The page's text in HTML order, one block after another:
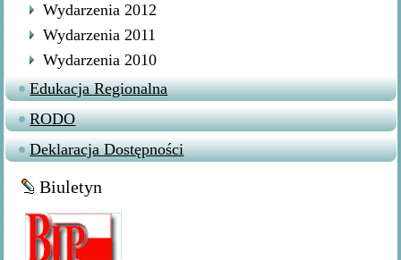
Wydarzenia 2012
Wydarzenia 2011
Wydarzenia 2010
Edukacja Regionalna
RODO
Deklaracja Dostępności
Biuletyn